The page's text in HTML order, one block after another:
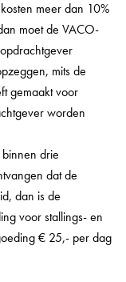
meer dan 10%
moet de VACO-
mits de
gemaakt voor
worden
drie
dat de
dan is de
voor stallings- en
€ 25,- per dag